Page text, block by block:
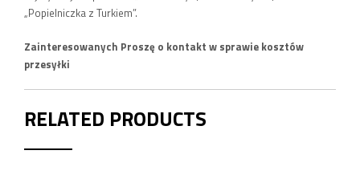
„Popielniczka z Turkiem”.
Zainteresowanych Proszę o kontakt w sprawie kosztów
przesyłki
RELATED PRODUCTS